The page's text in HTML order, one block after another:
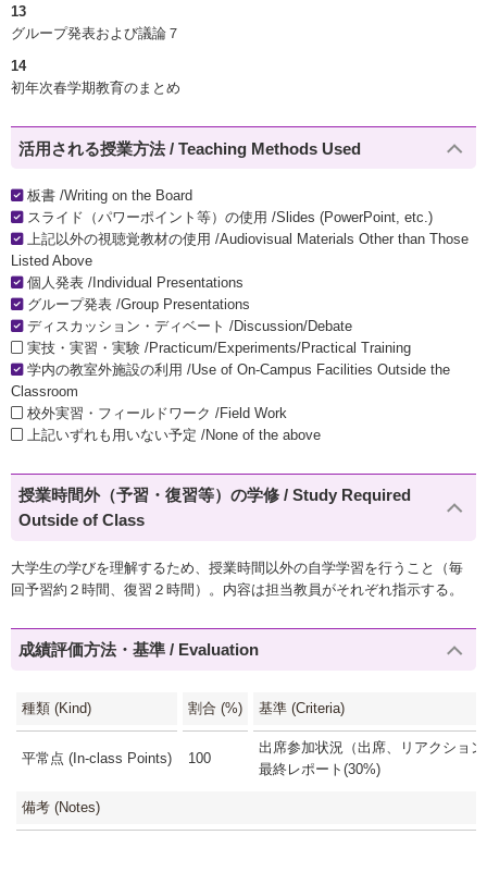
13
グループ発表および議論７
14
初年次春学期教育のまとめ
活用される授業方法 / Teaching Methods Used
板書 /Writing on the Board
スライド（パワーポイント等）の使用 /Slides (PowerPoint, etc.)
上記以外の視聴覚教材の使用 /Audiovisual Materials Other than Those
Listed Above
個人発表 /Individual Presentations
グループ発表 /Group Presentations
ディスカッション・ディベート /Discussion/Debate
実技・実習・実験 /Practicum/Experiments/Practical Training
学内の教室外施設の利用 /Use of On-Campus Facilities Outside the
Classroom
校外実習・フィールドワーク /Field Work
上記いずれも用いない予定 /None of the above
授業時間外（予習・復習等）の学修 / Study Required
Outside of Class
大学生の学びを理解するため、授業時間以外の自学学習を行うこと（毎
回予習約２時間、復習２時間）。内容は担当教員がそれぞれ指示する。
成績評価方法・基準 / Evaluation
種類 (Kind) 割合 (%) 基準 (Criteria)
平常点 (In-class Points) 100
出席参加状況（出席、リアクショ
最終レポート(30%)
備考 (Notes)